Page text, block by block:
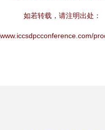
如若转载，请注明出处：